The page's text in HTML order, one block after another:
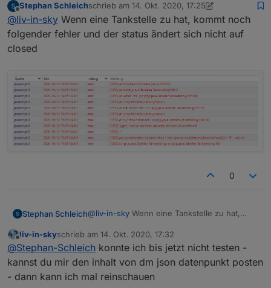
Spoiler
Offline
Stephan Schleichschrieb am 14. Okt. 2020, 17:25
zuletzt editiert von Stephan Schleich
@liv-in-sky Wenn eine Tankstelle zu hat, kommt noch
folgender fehler und der status ändert sich nicht auf
closed
0
Stephan Schleich@liv-in-sky
ändert sich nicht auf closed
Offline
liv-in-skyschrieb am 14. Okt. 2020, 17:32
zuletzt editiert von
@Stephan-Schleich konnte ich bis jetzt nicht testen -
kannst du mir den inhalt von dm json datenpunkt posten
- dann kann ich mal reinschauen